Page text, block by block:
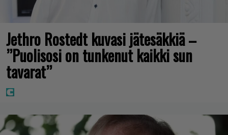
Jethro Rostedt kuvasi jätesäkkiä –
”Puolisosi on tunkenut kaikki sun
tavarat”